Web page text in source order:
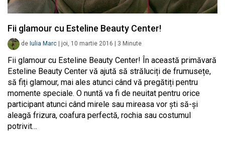
Fii glamour cu Esteline Beauty Center!
de Iulia Marc joi, 10 martie 2016 3 Minute
Fii glamour cu Esteline Beauty Center! În această primăvară
Esteline Beauty Center vă ajută să străluciți de frumusețe,
să fiți glamour, mai ales atunci când vă pregătiți pentru
momente speciale. O nuntă va fi de neuitat pentru orice
participant atunci când mirele sau mireasa vor ști să-și
aleagă frizura, coafura perfectă, rochia sau costumul
potrivit…